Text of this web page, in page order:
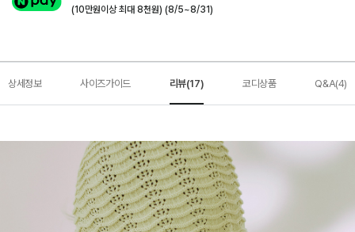
(10만원이상 최대 8천원) (8/5~8/31)
상세정보 사이즈가이드 리뷰(17) 코디상품 Q&A(4)